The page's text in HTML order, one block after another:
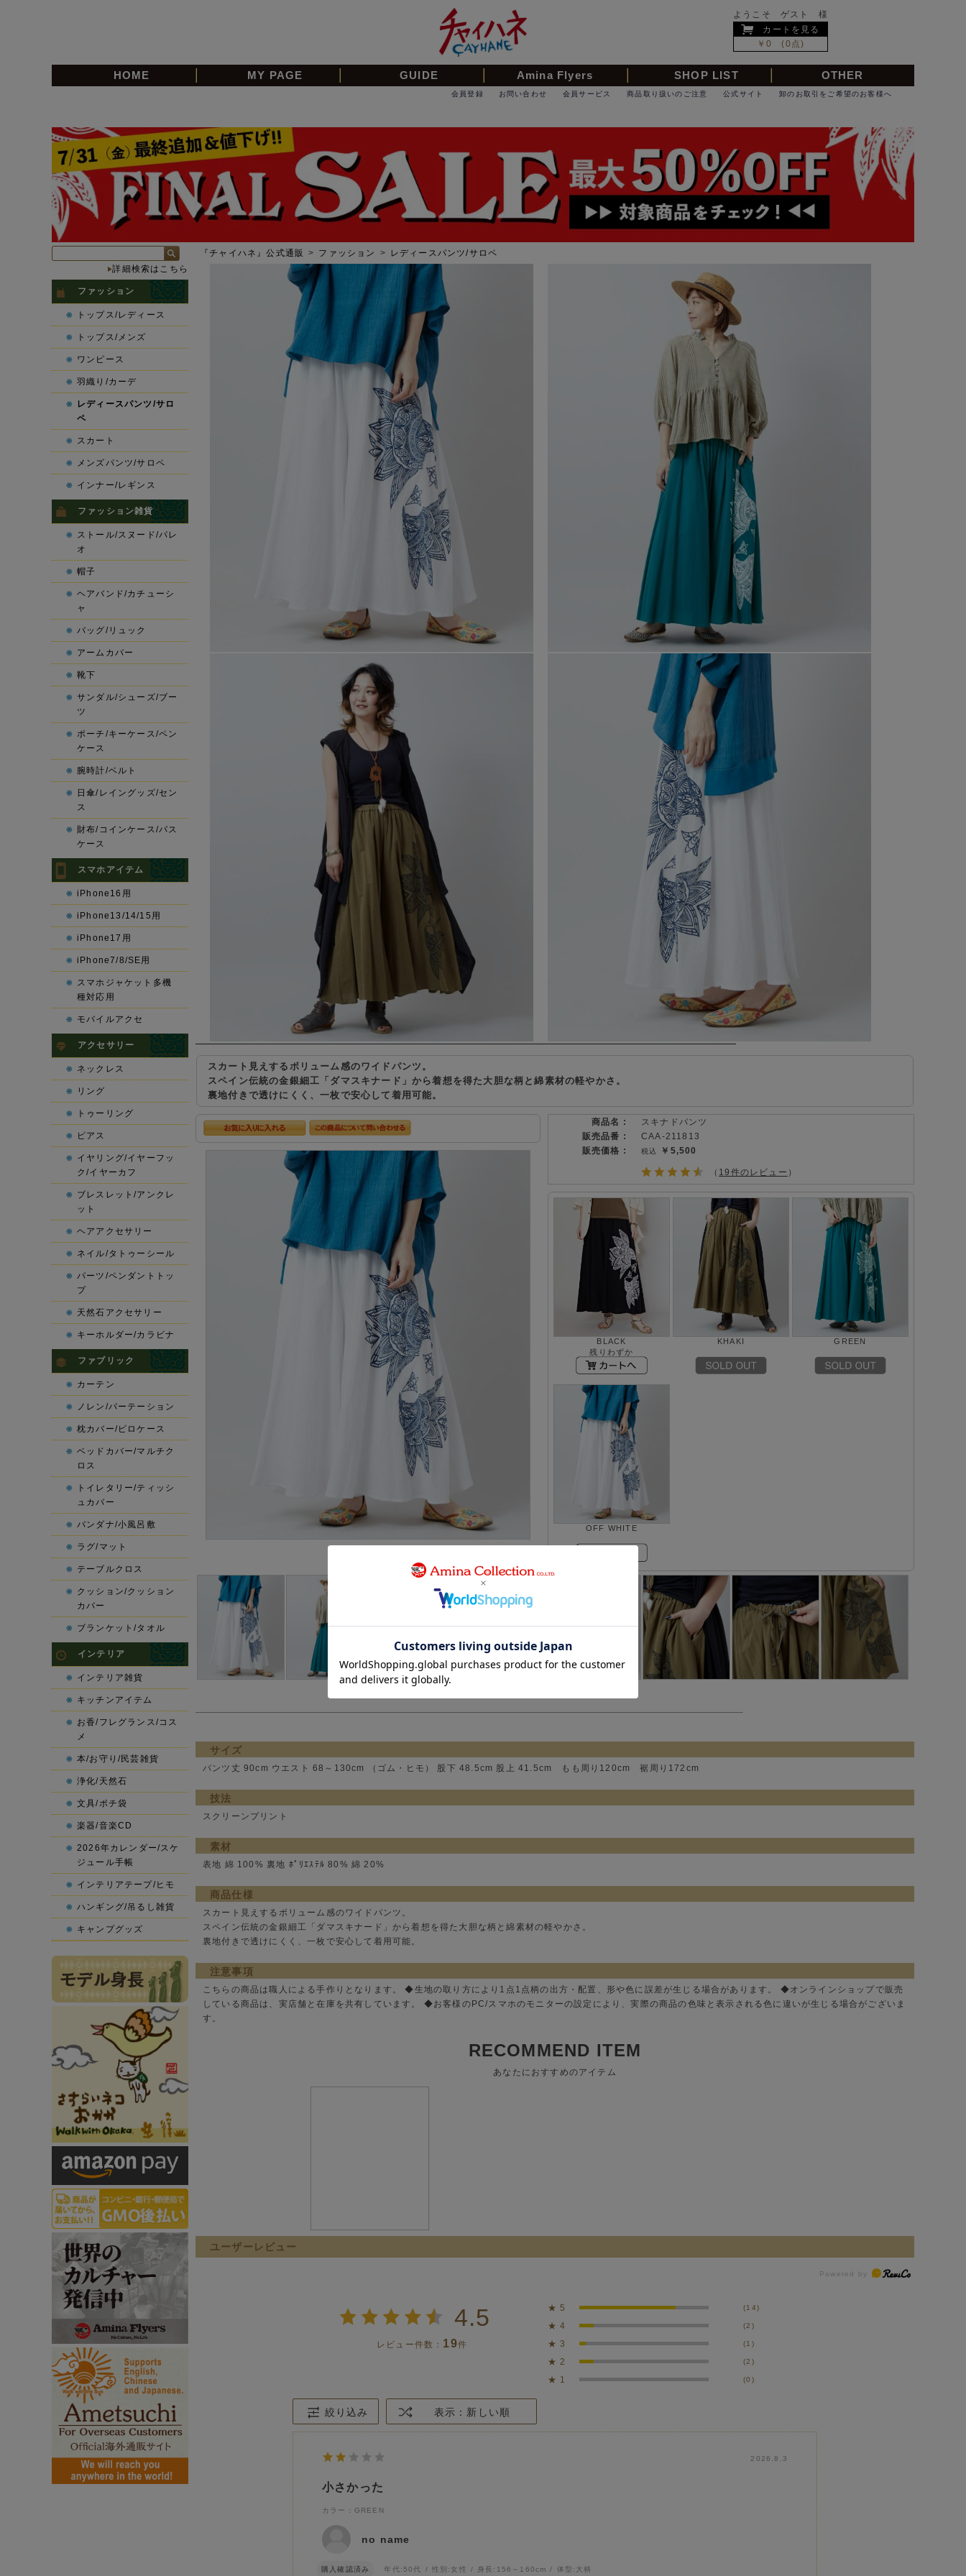
ようこそ ゲスト 様
カートを見る
￥0 (0点)
HOME MY PAGE GUIDE Amina Flyers SHOP LIST OTHER
卸のお取引をご希望のお客様へ
公式サイト
商品取り扱いのご注意
会員サービス
お問い合わせ
会員登録
『チャイハネ』公式通販 > ファッション > レディースパンツ/サロペ
スカート見えするボリューム感のワイドパンツ。
スペイン伝統の金銀細工「ダマスキナード」から着想を得た大胆な柄と綿素材の軽やかさ。
裏地付きで透けにくく、一枚で安心して着用可能。
商品名 :
スキナドパンツ
販売品番 :
CAA-211813
販売価格 :
￥5,500
（ 19件のレビュー ）
BLACK
残りわずか
KHAKI GREEN
OFF WHITE
サイズ
パンツ丈 90cm ウエスト 68～130cm （ゴム・ヒモ） 股下 48.5cm 股上 41.5cm もも周り120cm 裾周り172cm
技法
スクリーンプリント
素材
表地 綿 100% 裏地 ﾎﾟﾘｴｽﾃﾙ 80% 綿 20%
商品仕様
スカート見えするボリューム感のワイドパンツ。
スペイン伝統の金銀細工「ダマスキナード」から着想を得た大胆な柄と綿素材の軽やかさ。
裏地付きで透けにくく、一枚で安心して着用可能。
注意事項
こちらの商品は職人による手作りとなります。 ◆生地の取り方により1点1点柄の出方・配置、形や色に誤差が生じる場合があります。 ◆オンラインショップで販売
している商品は、実店舗と在庫を共有しています。 ◆お客様のPC/スマホのモニターの設定により、実際の商品の色味と表示される色に違いが生じる場合がございま
す。
RECOMMEND ITEM
あなたにおすすめのアイテム
ユーザーレビュー
4.5
レビュー件数： 19件
★ 5 (14)
★ 4 (2)
★ 3 (1)
★ 2 (2)
★ 1 (0)
絞り込み 表示：新しい順
2026.8.3
小さかった
カラー：GREEN
no name
購入確認済み 年代: 50代 性別:女性 身長: 156～160cm 体型: 大柄
詳細検索はこちら
ファッション
トップス/レディース
トップス/メンズ
ワンピース
羽織り/カーデ
レディースパンツ/サロ
ペ
スカート
メンズパンツ/サロペ
インナー/レギンス
ファッション雑貨
ストール/スヌード/パレ
オ
帽子
ヘアバンド/カチューシ
ャ
バッグ/リュック
アームカバー
靴下
サンダル/シューズ/ブー
ツ
ポーチ/キーケース/ペン
ケース
腕時計/ベルト
日傘/レイングッズ/セン
ス
財布/コインケース/パス
ケース
スマホアイテム
iPhone16用
iPhone13/14/15用
iPhone17用
iPhone7/8/SE用
スマホジャケット多機
種対応用
モバイルアクセ
アクセサリー
ネックレス
リング
トゥーリング
ピアス
イヤリング/イヤーフッ
ク/イヤーカフ
ブレスレット/アンクレ
ット
ヘアアクセサリー
ネイル/タトゥーシール
パーツ/ペンダントトッ
プ
天然石アクセサリー
キーホルダー/カラビナ
ファブリック
カーテン
ノレン/パーテーション
枕カバー/ピロケース
ベッドカバー/マルチク
ロス
トイレタリー/ティッシ
ュカバー
バンダナ/小風呂敷
ラグ/マット
テーブルクロス
クッション/クッション
カバー
ブランケット/タオル
インテリア
インテリア雑貨
キッチンアイテム
お香/フレグランス/コス
メ
本/お守り/民芸雑貨
浄化/天然石
文具/ポチ袋
楽器/音楽CD
2026年カレンダー/スケ
ジュール手帳
インテリアテープ/ヒモ
ハンギング/吊るし雑貨
キャンプグッズ